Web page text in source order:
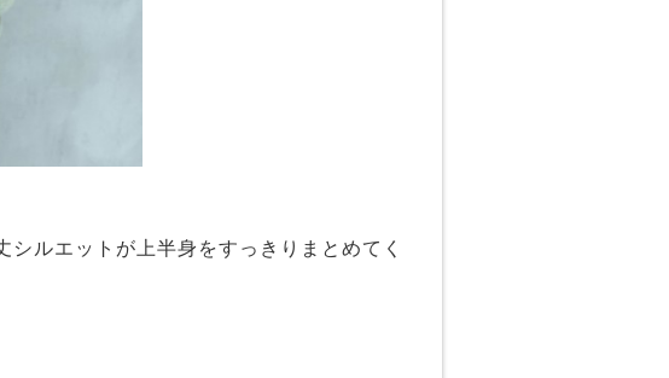
ルエットが上半身をすっきりまとめてく